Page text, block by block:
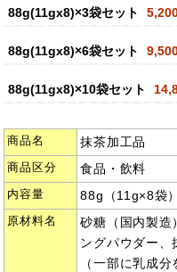
88g(11gx8)×3袋セット
88g(11gx8)×6袋セット
88g(11gx8)×10袋セット
商品名 抹茶加工品
商品区分 食品・飲料
内容量 88g（11g×8袋）
原材料名
砂糖（国内製造
ングパウダー、
（一部に乳成分